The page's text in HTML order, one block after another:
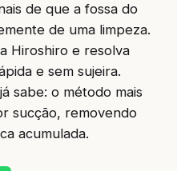
de que a fossa do
de uma limpeza.
Hiroshiro e resolva
e sem sujeira.
sabe: o método mais
sucção, removendo
acumulada.